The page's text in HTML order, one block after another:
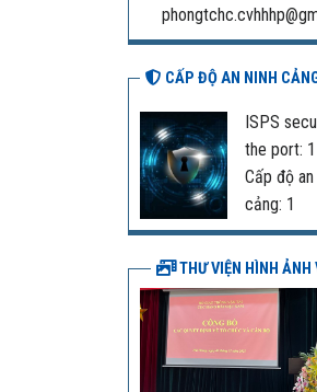
CẤP ĐỘ AN NINH
ISPS
the port: 1
Cấp độ
cảng: 1
THƯ VIỆN HÌNH ẢNH